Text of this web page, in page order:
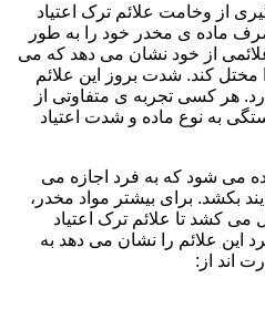
از وخامت علائم ترک اعتیاد
ماده ی مخدر خود را به طور
علائمی از خود نشان می دهد که می
مختل کند. شدت بروز این علائم
هر کسی تجربه ی متفاوتی از
به نوع ماده و شدت اعتیاد
می شود که به فرد اجازه می
بکشد. برای بیشتر مواد مخدر،
می کشد تا علائم ترک اعتیاد
علائم را نشان می دهد به
اند از: